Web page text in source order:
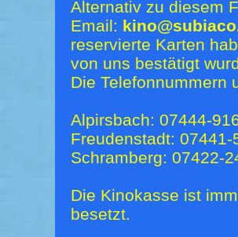
Alternativ zu diesem
Email:
reservierte Karten
von uns bestätigt
Die Telefonnummern
Alpirsbach: 07444-
Freudenstadt: 07441-
Schramberg: 07422-
Die Kinokasse ist
besetzt.